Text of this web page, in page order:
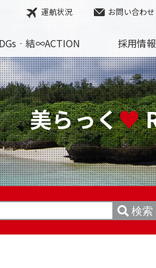
運航状況 お問い合わせ
結∞ACTION 採用情報
美らっく♥